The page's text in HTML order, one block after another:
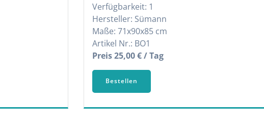
Verfügbarkeit: 1
Hersteller: Sümann
Maße: 71x90x85 cm
Artikel Nr.: BO1
Preis 25,00 € / Tag
Bestellen